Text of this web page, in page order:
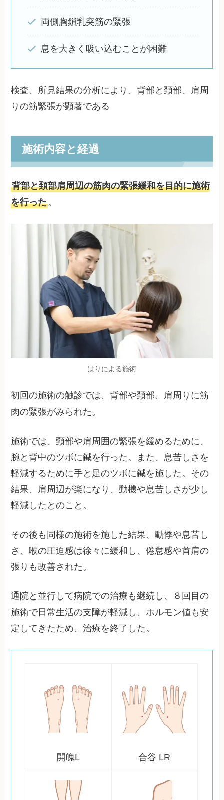
両側胸鎖乳突筋の緊張
息を大きく吸い込むことが困難
検査、所見結果の分析により、背部と頚部、肩周
りの筋緊張が顕著である
施術内容と経過
背部と頚部肩周辺の筋肉の緊張緩和を目的に施術
を行った。
はりによる施術
初回の施術の触診では、背部や頚部、肩周りに筋
肉の緊張がみられた。
施術では、頸部や肩周囲の緊張を緩めるために、
腕と背中のツボに鍼を行った。また、息苦しさを
軽減するために手と足のツボに鍼を施した。その
結果、肩周辺が楽になり、動機や息苦しさが少し
軽減したとのこと。
その後も同様の施術を施した結果、動悸や息苦し
さ、喉の圧迫感は徐々に緩和し、倦怠感や首肩の
張りも改善された。
通院と並行して病院での治療も継続し、８回目の
施術で日常生活の支障が軽減し、ホルモン値も安
定してきたため、治療を終了した。
開魄L 合谷 LR